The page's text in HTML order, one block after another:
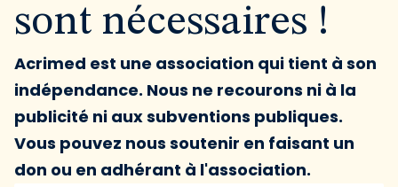
sont nécessaires !
Acrimed est une association qui tient à son
indépendance. Nous ne recourons ni à la
publicité ni aux subventions publiques.
Vous pouvez nous soutenir en faisant un
don ou en adhérant à l'association.